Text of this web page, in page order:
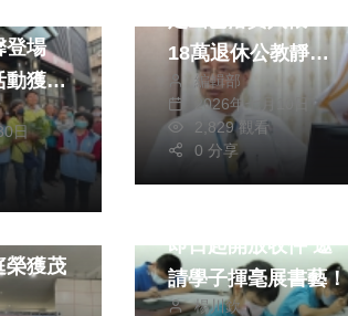
登場
動獲熱
日
18萬退休公教靜待8
月1日補發與新制發
放
編輯部
2026年七月10日
2,829 觀看
0 分享
榮獲茂
即日起開放收件 邀
請學子揮毫展書藝！
楊川欽